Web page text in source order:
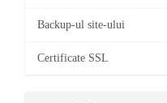
Backup-ul site-ului
Certificate SSL